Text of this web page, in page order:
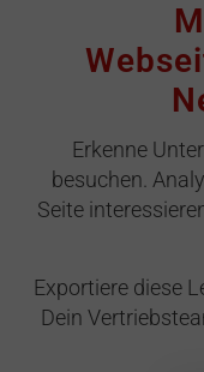
Erkenne
besuchen.
Seite
Exportiere diese
Dein